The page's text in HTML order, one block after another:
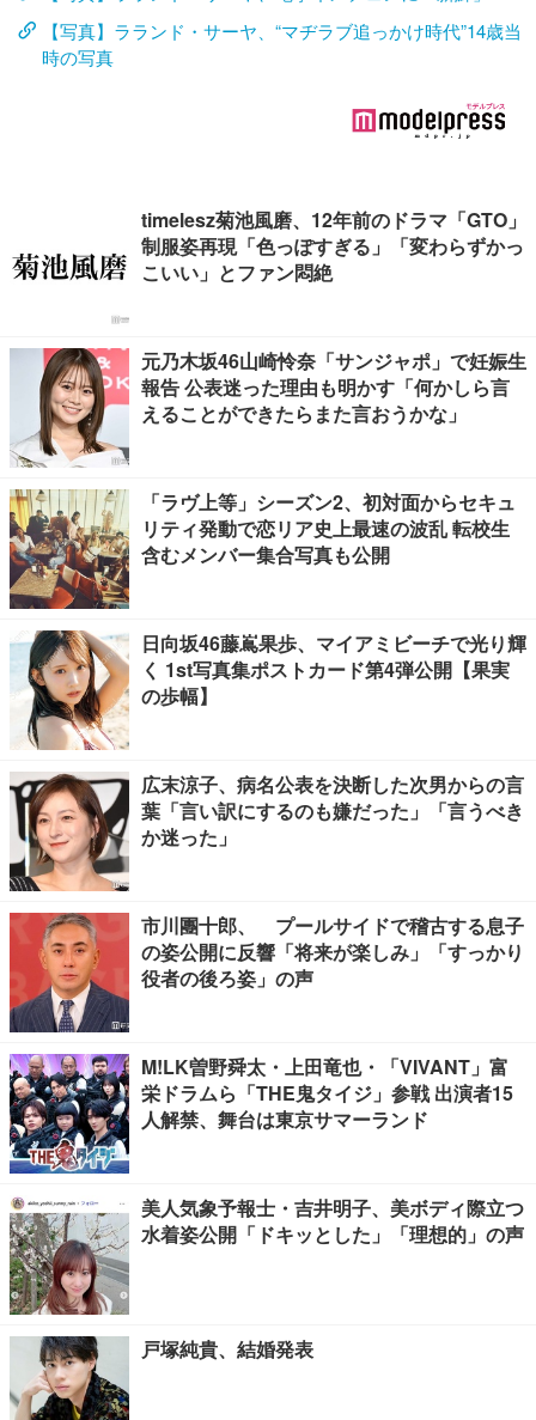
【写真】ラランド・サーヤ、“マヂラブ追っかけ時代”14歳当
時の写真
timelesz菊池風磨、12年前のドラマ「GTO」
制服姿再現「色っぽすぎる」「変わらずかっ
こいい」とファン悶絶
元乃木坂46山崎怜奈「サンジャポ」で妊娠生
報告 公表迷った理由も明かす「何かしら言
えることができたらまた言おうかな」
「ラヴ上等」シーズン2、初対面からセキュ
リティ発動で恋リア史上最速の波乱 転校生
含むメンバー集合写真も公開
日向坂46藤嶌果歩、マイアミビーチで光り輝
く 1st写真集ポストカード第4弾公開【果実
の歩幅】
広末涼子、病名公表を決断した次男からの言
葉「言い訳にするのも嫌だった」「言うべき
か迷った」
市川團十郎、 プールサイドで稽古する息子
の姿公開に反響「将来が楽しみ」「すっかり
役者の後ろ姿」の声
M!LK曽野舜太・上田竜也・「VIVANT」富
栄ドラムら「THE鬼タイジ」参戦 出演者15
人解禁、舞台は東京サマーランド
美人気象予報士・吉井明子、美ボディ際立つ
水着姿公開「ドキッとした」「理想的」の声
戸塚純貴、結婚発表